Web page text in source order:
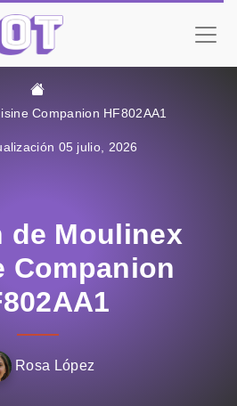
Companion HF802AA1
05 julio, 2026
de Moulinex
Companion
Rosa López